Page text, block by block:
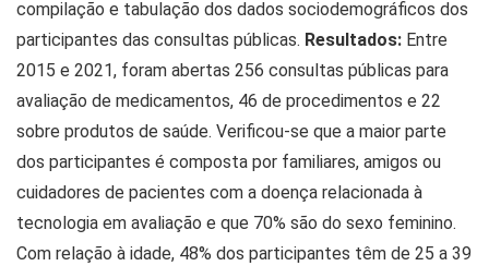
compilação e tabulação dos dados sociodemográficos dos
participantes das consultas públicas. Resultados: Entre
2015 e 2021, foram abertas 256 consultas públicas para
avaliação de medicamentos, 46 de procedimentos e 22
sobre produtos de saúde. Verificou-se que a maior parte
dos participantes é composta por familiares, amigos ou
cuidadores de pacientes com a doença relacionada à
tecnologia em avaliação e que 70% são do sexo feminino.
Com relação à idade, 48% dos participantes têm de 25 a 39